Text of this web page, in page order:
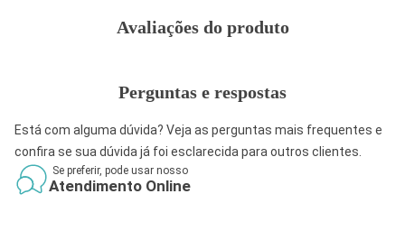
Avaliações do produto
Perguntas e respostas
Está com alguma dúvida? Veja as perguntas mais frequentes e
confira se sua dúvida já foi esclarecida para outros clientes.
Se preferir, pode usar nosso
Atendimento Online